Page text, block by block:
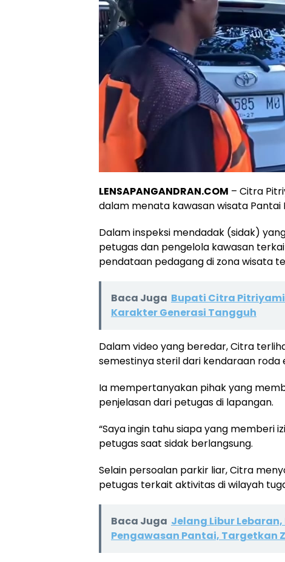
LENSAPANGANDRAN.COM – Citra
dalam menata kawasan wisata Pantai
Dalam inspeksi mendadak (sidak)
petugas dan pengelola kawasan
pendataan pedagang di zona wisata
Baca Juga Bupati Citra
Karakter Generasi Tangguh
Dalam video yang beredar, Citra
semestinya steril dari kendaraan roda
Ia mempertanyakan pihak yang
penjelasan dari petugas di lapangan.
“Saya ingin tahu siapa yang memberi
petugas saat sidak berlangsung.
Selain persoalan parkir liar, Citra
petugas terkait aktivitas di wilayah
Baca Juga Jelang Libur
Pengawasan Pantai, Targetkan